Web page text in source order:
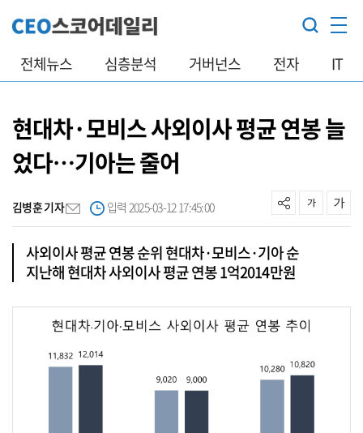
전체뉴스 심층분석 거버넌스 전자 IT
현대차·모비스 사외이사 평균 연봉 늘
었다…기아는 줄어
김병훈 기자 입력 2025-03-12 17:45:00
사외이사 평균 연봉 순위 현대차·모비스·기아 순
지난해 현대차 사외이사 평균 연봉 1억2014만원